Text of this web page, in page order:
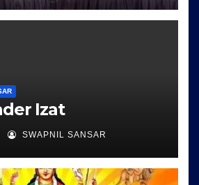
Izat
SWAPNIL SANSAR